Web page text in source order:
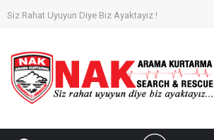
Siz Rahat Uyuyun Diye Biz Ayaktayız !